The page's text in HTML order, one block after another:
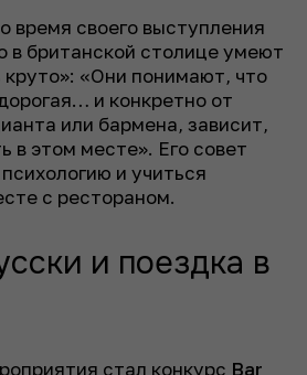
время своего выступления
в британской столице умеют
круто»: «Они понимают, что
и конкретно от
или бармена, зависит,
в этом месте». Его совет
и учиться
с рестораном.
и поездка в
стал конкурс Bar